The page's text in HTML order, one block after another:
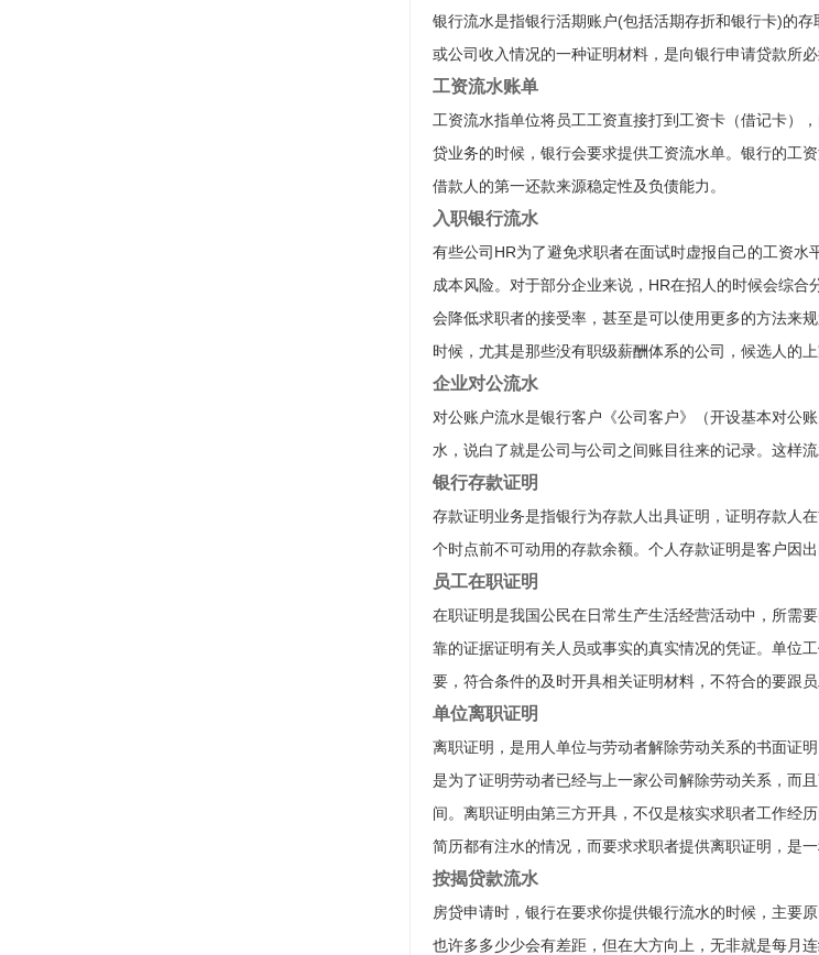
银行流水是指银行活期账户(包括活期存折和银行卡)的
或公司收入情况的一种证明材料，是向银行申请贷款所必
工资流水账单
工资流水指单位将员工工资直接打到工资卡（借记卡）
贷业务的时候，银行会要求提供工资流水单。银行的工
借款人的第一还款来源稳定性及负债能力。
入职银行流水
有些公司HR为了避免求职者在面试时虚报自己的工资
成本风险。对于部分企业来说，HR在招人的时候会综
会降低求职者的接受率，甚至是可以使用更多的方法来
时候，尤其是那些没有职级薪酬体系的公司，候选人的
企业对公流水
对公账户流水是银行客户《公司客户》（开设基本对公
水，说白了就是公司与公司之间账目往来的记录。这样
银行存款证明
存款证明业务是指银行为存款人出具证明，证明存款人
个时点前不可动用的存款余额。个人存款证明是客户因
员工在职证明
在职证明是我国公民在日常生产生活经营活动中，所需
靠的证据证明有关人员或事实的真实情况的凭证。单位
要，符合条件的及时开具相关证明材料，不符合的要跟
单位离职证明
离职证明，是用人单位与劳动者解除劳动关系的书面证
是为了证明劳动者已经与上一家公司解除劳动关系，而
间。离职证明由第三方开具，不仅是核实求职者工作经
简历都有注水的情况，而要求求职者提供离职证明，是
按揭贷款流水
房贷申请时，银行在要求你提供银行流水的时候，主要
也许多多少少会有差距，但在大方向上，无非就是每月